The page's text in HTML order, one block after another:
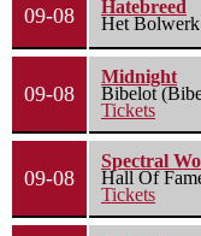
09-08
Hatebreed
Het
09-08
Midnight
Bibelot
Tickets
09-08
Spectral
Hall Of
Tickets